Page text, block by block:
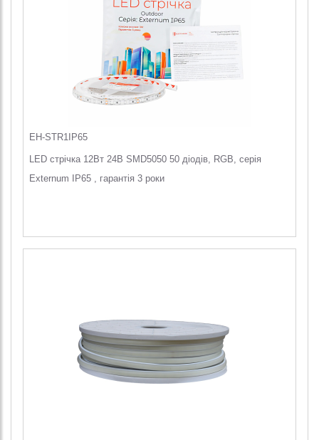
EH-STR1IP65
LED стрічка 12Вт 24В SMD5050 50 діодів, RGB, серія
Externum IP65 , гарантія 3 роки